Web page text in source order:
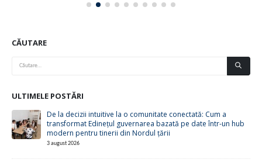
CĂUTARE
ULTIMELE POSTĂRI
De la decizii intuitive la o comunitate conectată: Cum a
transformat Edinețul guvernarea bazată pe date într-un hub
modern pentru tinerii din Nordul țării
3 august 2026